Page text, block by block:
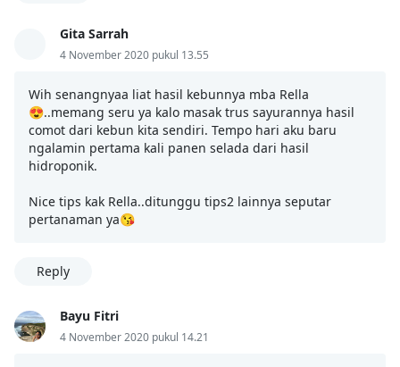
Gita Sarrah
4 November 2020 pukul 13.55
Wih senangnyaa liat hasil kebunnya mba Rella
😍..memang seru ya kalo masak trus sayurannya hasil
comot dari kebun kita sendiri. Tempo hari aku baru
ngalamin pertama kali panen selada dari hasil
hidroponik.
Nice tips kak Rella..ditunggu tips2 lainnya seputar
pertanaman ya😘
Reply
Bayu Fitri
4 November 2020 pukul 14.21